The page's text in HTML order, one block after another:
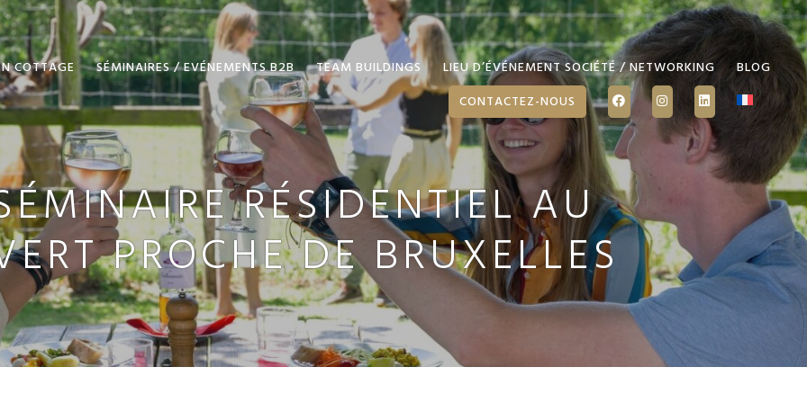
COTTAGE SÉMINAIRES / EVÉNEMENTS B2B TEAM BUILDINGS LIEU D’ÉVÉNEMENT SOCIÉTÉ / NETWORKING
BLOG
CONTACTEZ-NOUS
RÉSIDENTIEL AU
PROCHE DE BRUXELLES